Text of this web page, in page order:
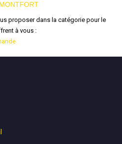
proposer dans la catégorie pour le
à vous :